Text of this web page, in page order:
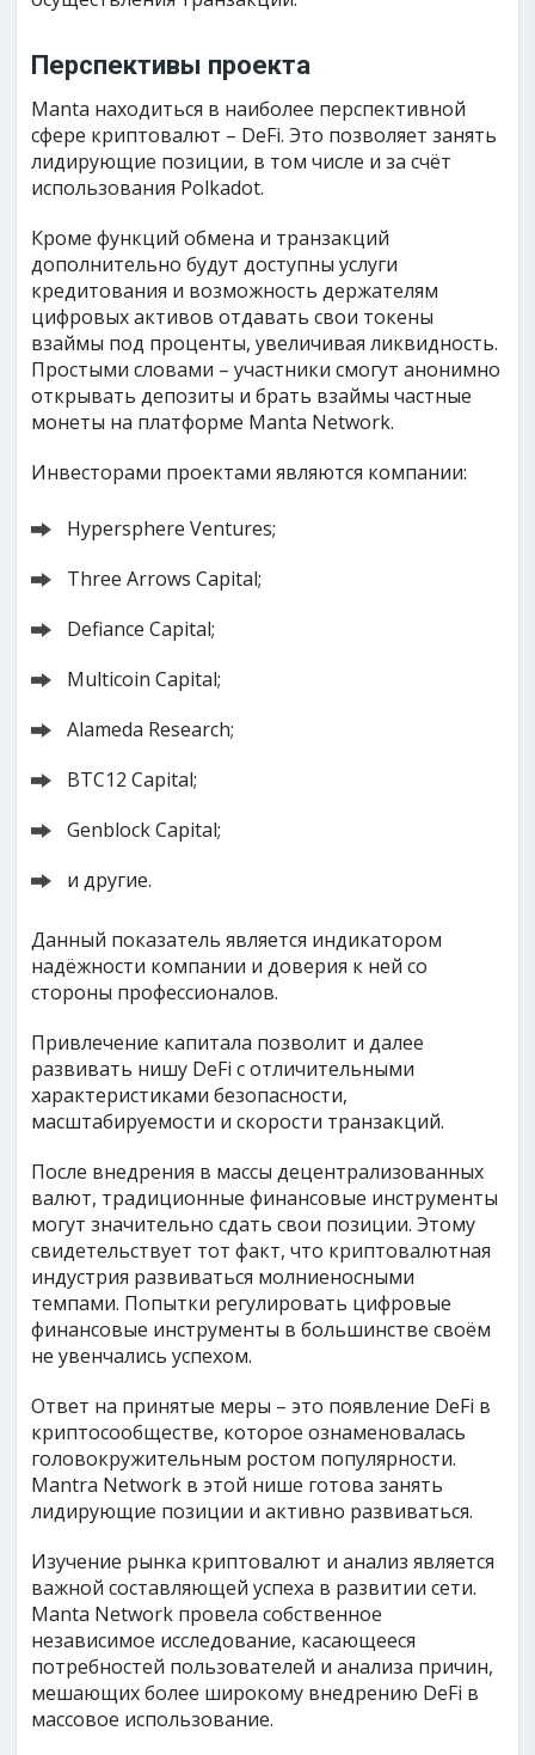
Перспективы проекта
Manta находиться в наиболее перспективной
сфере криптовалют – DeFi. Это позволяет занять
лидирующие позиции, в том числе и за счёт
использования Polkadot.
Кроме функций обмена и транзакций
дополнительно будут доступны услуги
кредитования и возможность держателям
цифровых активов отдавать свои токены
взаймы под проценты, увеличивая ликвидность.
Простыми словами – участники смогут анонимно
открывать депозиты и брать взаймы частные
монеты на платформе Manta Network.
Инвесторами проектами являются компании:
Hypersphere Ventures;
Three Arrows Capital;
Defiance Capital;
Multicoin Capital;
Alameda Research;
BTC12 Capital;
Genblock Capital;
и другие.
Данный показатель является индикатором
надёжности компании и доверия к ней со
стороны профессионалов.
Привлечение капитала позволит и далее
развивать нишу DeFi с отличительными
характеристиками безопасности,
масштабируемости и скорости транзакций.
После внедрения в массы децентрализованных
валют, традиционные финансовые инструменты
могут значительно сдать свои позиции. Этому
свидетельствует тот факт, что криптовалютная
индустрия развиваться молниеносными
темпами. Попытки регулировать цифровые
финансовые инструменты в большинстве своём
не увенчались успехом.
Ответ на принятые меры – это появление DeFi в
криптосообществе, которое ознаменовалась
головокружительным ростом популярности.
Mantra Network в этой нише готова занять
лидирующие позиции и активно развиваться.
Изучение рынка криптовалют и анализ является
важной составляющей успеха в развитии сети.
Manta Network провела собственное
независимое исследование, касающееся
потребностей пользователей и анализа причин,
мешающих более широкому внедрению DeFi в
массовое использование.